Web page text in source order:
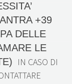
+39
DELLE
LE
IN CASO DI